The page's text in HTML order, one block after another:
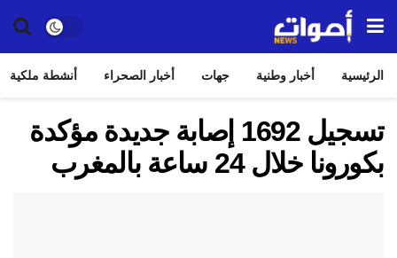
الرئيسية أخبار وطنية جهات أخبار الصحراء أنشطة ملكية
تسجيل 1692 إصابة جديدة مؤكدة
بكورونا خلال 24 ساعة بالمغرب